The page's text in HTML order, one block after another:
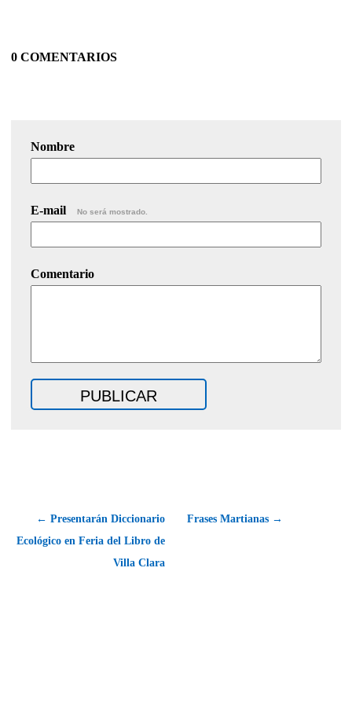
0 COMENTARIOS
Nombre
E-mail No será mostrado.
Comentario
← Presentarán Diccionario
Ecológico en Feria del Libro de
Villa Clara
Frases Martianas →